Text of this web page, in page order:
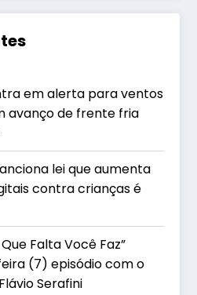
em alerta para ventos
avanço de frente fria
lei que aumenta
contra crianças é
Falta Você Faz”
(7) episódio com o
Serafini